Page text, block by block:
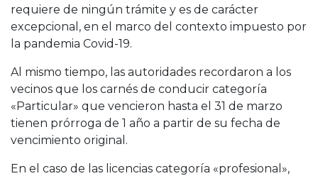
requiere de ningún trámite y es de carácter
excepcional, en el marco del contexto impuesto por
la pandemia Covid-19.
Al mismo tiempo, las autoridades recordaron a los
vecinos que los carnés de conducir categoría
«Particular» que vencieron hasta el 31 de marzo
tienen prórroga de 1 año a partir de su fecha de
vencimiento original.
En el caso de las licencias categoría «profesional»,